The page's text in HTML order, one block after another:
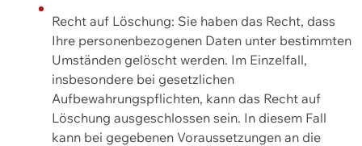
Recht auf Löschung: Sie haben das Recht, dass
Ihre personenbezogenen Daten unter bestimmten
Umständen gelöscht werden. Im Einzelfall,
insbesondere bei gesetzlichen
Aufbewahrungspflichten, kann das Recht auf
Löschung ausgeschlossen sein. In diesem Fall
kann bei gegebenen Voraussetzungen an die